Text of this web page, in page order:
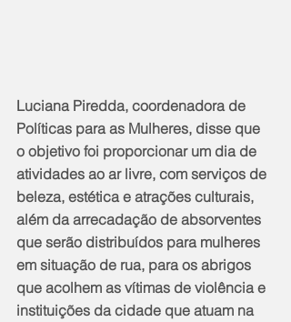
Luciana Piredda, coordenadora de
Políticas para as Mulheres, disse que
o objetivo foi proporcionar um dia de
atividades ao ar livre, com serviços de
beleza, estética e atrações culturais,
além da arrecadação de absorventes
que serão distribuídos para mulheres
em situação de rua, para os abrigos
que acolhem as vítimas de violência e
instituições da cidade que atuam na